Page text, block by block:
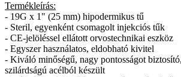
Termékleírás:
- 19G x 1" (25 mm) hipodermikus tű
- Steril, egyenként csomagolt injekciós tűk
- CE-jelöléssel ellátott orvostechnikai eszköz
- Egyszer használatos, eldobható kivitel
- Kiváló minőségű, nagy pontosságot
szilárdságú acélból készült